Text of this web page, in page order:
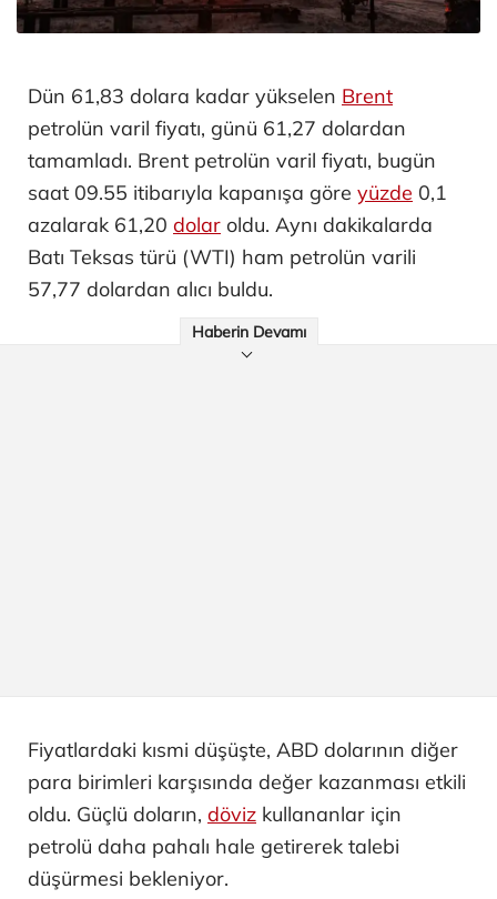
Dün 61,83 dolara kadar yükselen Brent
petrolün varil fiyatı, günü 61,27 dolardan
tamamladı. Brent petrolün varil fiyatı, bugün
saat 09.55 itibarıyla kapanışa göre yüzde 0,1
azalarak 61,20 dolar oldu. Aynı dakikalarda
Batı Teksas türü (WTI) ham petrolün varili
57,77 dolardan alıcı buldu.
Haberin Devamı
Fiyatlardaki kısmi düşüşte, ABD dolarının diğer
para birimleri karşısında değer kazanması etkili
oldu. Güçlü doların, döviz kullananlar için
petrolü daha pahalı hale getirerek talebi
düşürmesi bekleniyor.